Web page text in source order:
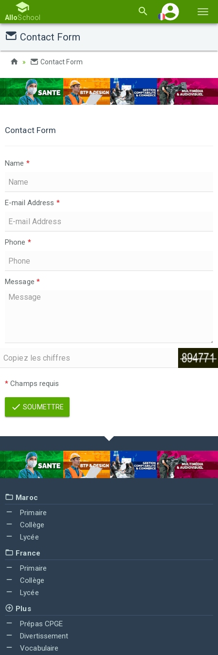
la
AlloSchool
Contact Form
Contact Form
Contact Form
Name *
E-mail Address *
Phone *
Message *
* Champs requis
SOUMETTRE
Maroc
Primaire
Collège
Lycée
France
Primaire
Collège
Lycée
Plus
Prépas CPGE
Divertissement
Vocabulaire